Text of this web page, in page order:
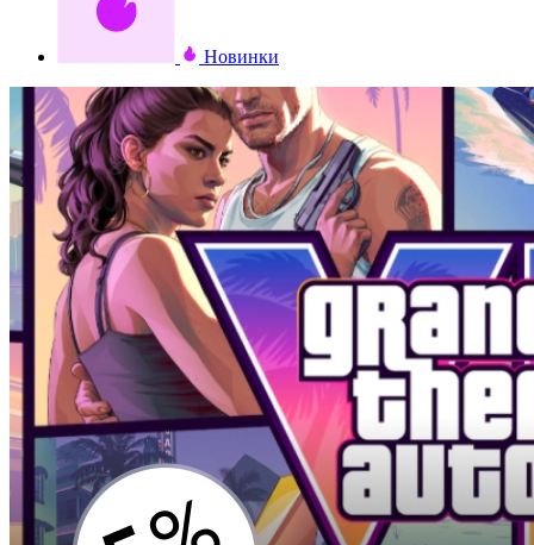
Новинки